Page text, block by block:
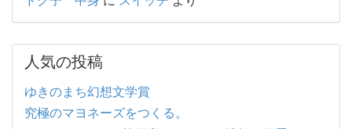
人気の投稿
ゆきのまち幻想文学賞
究極のマヨネーズをつくる。